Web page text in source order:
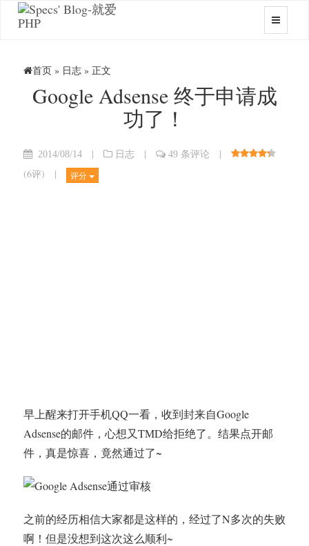
首页 » 日志 » 正文
Google Adsense 终于申请成
功了！
2014/08/14 | 日志 | 49 条评论
|
(6评) | 评分
早上醒来打开手机QQ一看，收到封来自Google
Adsense的邮件，心想又TMD给拒绝了。结果点开邮
件，真是惊喜，竟然通过了~
之前的经历相信大家都是这样的，经过了N多次的失败
啊！但是没想到这次这么顺利~